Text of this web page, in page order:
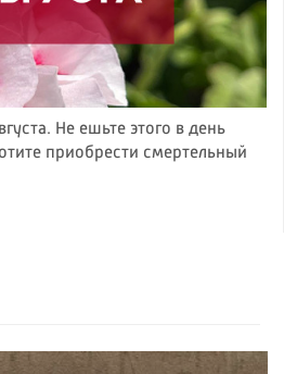
Не ешьте этого в день
приобрести смертельный